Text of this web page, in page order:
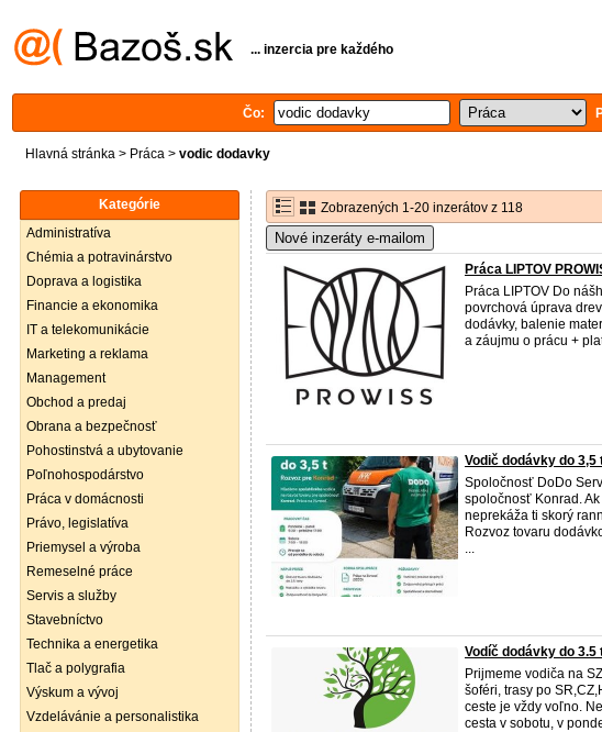
... inzercia pre každého
Čo:
Hlavná stránka > Práca > vodic dodavky
Kategórie
Administratíva
Chémia a potravinárstvo
Doprava a logistika
Financie a ekonomika
IT a telekomunikácie
Marketing a reklama
Management
Obchod a predaj
Obrana a bezpečnosť
Pohostinstvá a ubytovanie
Poľnohospodárstvo
Práca v domácnosti
Právo, legislatíva
Priemysel a výroba
Remeselné práce
Servis a služby
Stavebníctvo
Technika a energetika
Tlač a polygrafia
Výskum a vývoj
Vzdelávánie a personalistika
Zobrazených 1-20 inzerátov z 118
Nové inzeráty e-mailom
Práca LIPTOV
Práca LIPTOV Do
povrchová úprava
dodávky, balenie
a záujmu o prácu +
Vodič dodávky do
Spoločnosť DoDo
spoločnosť Konrad.
neprekáža ti skorý
Rozvoz tovaru
...
Vodíč dodávky do
Prijmeme vodiča na
šoféri, trasy po
ceste je vždy voľno.
cesta v sobotu, v